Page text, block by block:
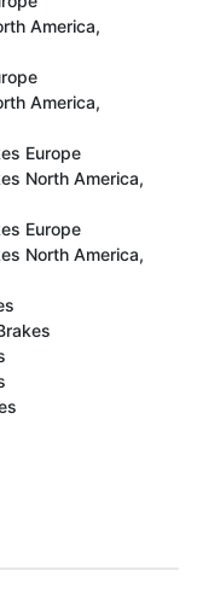
America,
America,
Europe
North America,
Europe
North America,